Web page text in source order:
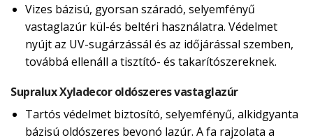
Vizes bázisú, gyorsan száradó, selyemfényű
vastaglazúr kül-és beltéri használatra. Védelmet
nyújt az UV-sugárzássál és az időjárással szemben,
továbbá ellenáll a tisztító- és takarítószereknek.
Supralux Xyladecor oldószeres vastaglazúr
Tartós védelmet biztosító, selyemfényű, alkidgyanta
bázisú oldószeres bevonó lazúr. A fa rajzolata a